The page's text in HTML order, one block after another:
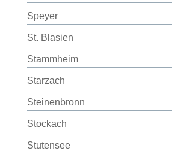
Speyer
St. Blasien
Stammheim
Starzach
Steinenbronn
Stockach
Stutensee